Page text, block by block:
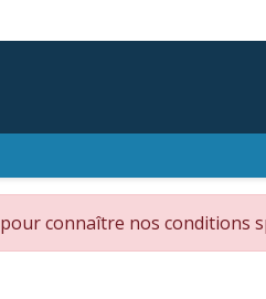
pour connaître nos conditions